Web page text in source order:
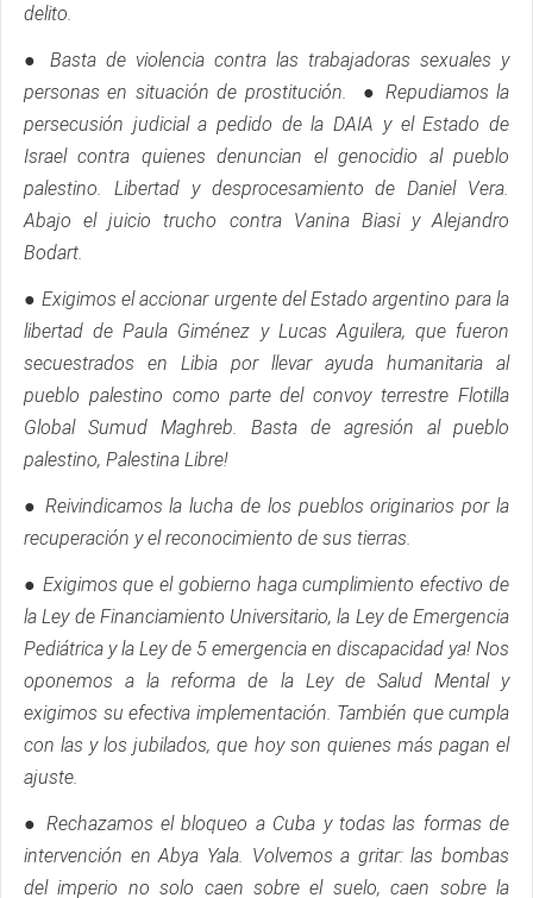
delito.
● Basta de violencia contra las trabajadoras sexuales y
personas en situación de prostitución. ● Repudiamos la
persecusión judicial a pedido de la DAIA y el Estado de
Israel contra quienes denuncian el genocidio al pueblo
palestino. Libertad y desprocesamiento de Daniel Vera.
Abajo el juicio trucho contra Vanina Biasi y Alejandro
Bodart.
● Exigimos el accionar urgente del Estado argentino para la
libertad de Paula Giménez y Lucas Aguilera, que fueron
secuestrados en Libia por llevar ayuda humanitaria al
pueblo palestino como parte del convoy terrestre Flotilla
Global Sumud Maghreb. Basta de agresión al pueblo
palestino, Palestina Libre!
● Reivindicamos la lucha de los pueblos originarios por la
recuperación y el reconocimiento de sus tierras.
● Exigimos que el gobierno haga cumplimiento efectivo de
la Ley de Financiamiento Universitario, la Ley de Emergencia
Pediátrica y la Ley de 5 emergencia en discapacidad ya! Nos
oponemos a la reforma de la Ley de Salud Mental y
exigimos su efectiva implementación. También que cumpla
con las y los jubilados, que hoy son quienes más pagan el
ajuste.
● Rechazamos el bloqueo a Cuba y todas las formas de
intervención en Abya Yala. Volvemos a gritar: las bombas
del imperio no solo caen sobre el suelo, caen sobre la